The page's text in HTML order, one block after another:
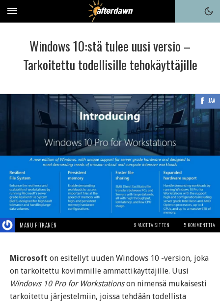
Windows 10:stä tulee uusi versio –
Tarkoitettu todellisille tehokäyttäjille
JAA
MANU PITKÄNEN 9 VUOTTA SITTEN 5 KOMMENTTIA
Microsoft on esitellyt uuden Windows 10 -version, joka
on tarkoitettu kovimmille ammattikäyttäjille. Uusi
Windows 10 Pro for Workstationson nimensä mukaisesti
tarkoitettu järjestelmiin, joissa tehdään todellista